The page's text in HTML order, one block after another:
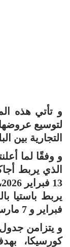
و تأتي هذه
لتوسيع عروضها
التجارية بين
و وفقًا لما
فبراير و 7 مارس 2026.
و يتزامن
كورسيكا،